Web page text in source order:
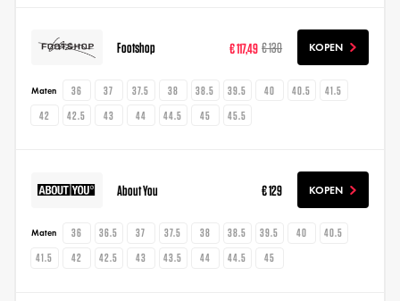
Footshop € 117,49 € 130 KOPEN
Maten 36 37 37.5 38 38.5 39.5 40 40.5
41.5
42
42.5 43 44 44.5 45 45.5
About You € 129 KOPEN
Maten 36 36.5 37 37.5 38 38.5 39.5 40
40.5
41.5
42 42.5 43 43.5 44 44.5 45